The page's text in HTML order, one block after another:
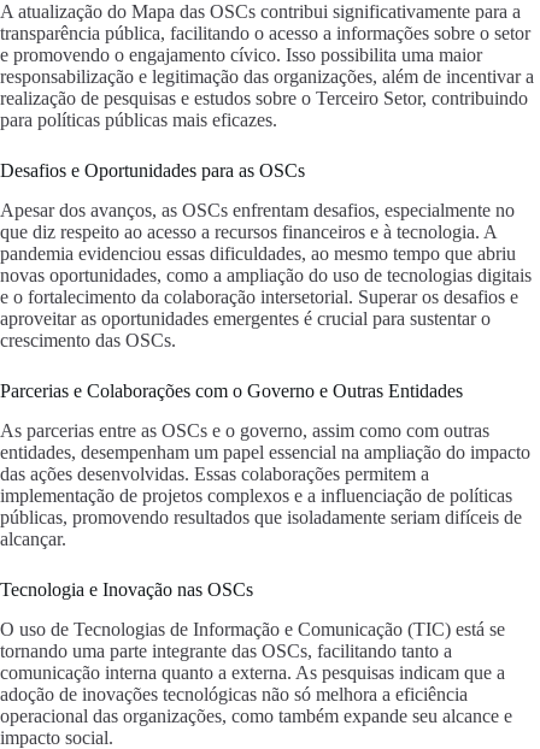
A atualização do Mapa das OSCs contribui significativamente para a
transparência pública, facilitando o acesso a informações sobre o setor
e promovendo o engajamento cívico. Isso possibilita uma maior
responsabilização e legitimação das organizações, além de incentivar a
realização de pesquisas e estudos sobre o Terceiro Setor, contribuindo
para políticas públicas mais eficazes.
Desafios e Oportunidades para as OSCs
Apesar dos avanços, as OSCs enfrentam desafios, especialmente no
que diz respeito ao acesso a recursos financeiros e à tecnologia. A
pandemia evidenciou essas dificuldades, ao mesmo tempo que abriu
novas oportunidades, como a ampliação do uso de tecnologias digitais
e o fortalecimento da colaboração intersetorial. Superar os desafios e
aproveitar as oportunidades emergentes é crucial para sustentar o
crescimento das OSCs.
Parcerias e Colaborações com o Governo e Outras Entidades
As parcerias entre as OSCs e o governo, assim como com outras
entidades, desempenham um papel essencial na ampliação do impacto
das ações desenvolvidas. Essas colaborações permitem a
implementação de projetos complexos e a influenciação de políticas
públicas, promovendo resultados que isoladamente seriam difíceis de
alcançar.
Tecnologia e Inovação nas OSCs
O uso de Tecnologias de Informação e Comunicação (TIC) está se
tornando uma parte integrante das OSCs, facilitando tanto a
comunicação interna quanto a externa. As pesquisas indicam que a
adoção de inovações tecnológicas não só melhora a eficiência
operacional das organizações, como também expande seu alcance e
impacto social.